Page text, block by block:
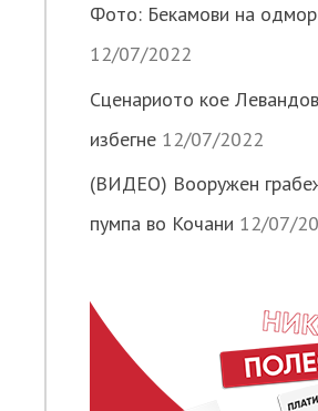
Фото: Бекамови на одмор
12/07/2022
Сценариото кое
избегне 12/07/2022
(ВИДЕО) Вооружен
пумпа во Кочани 12/07/